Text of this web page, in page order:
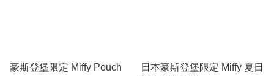
豪斯登堡限定 Miffy Pouch
日本豪斯登堡限定 Miffy 夏日